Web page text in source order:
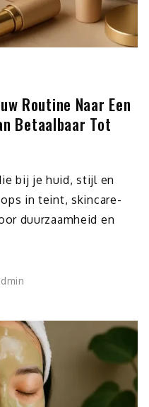
Routine Naar Een
Betaalbaar Tot
bij je huid, stijl en
in teint, skincare-
duurzaamheid en